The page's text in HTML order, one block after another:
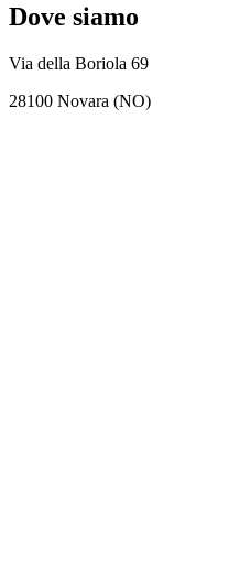
Dove siamo
Via della Boriola 69
28100 Novara (NO)